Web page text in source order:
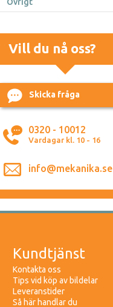
Vill du nå oss?
Skicka fråga
0320 - 10012
Vardagar kl. 10 - 16
info@mekanika.se
Kundtjänst
Kontakta oss
Tips vid köp av bildelar
Leveranstider
Så här handlar du